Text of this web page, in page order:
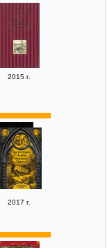
2015 г.
2017 г.